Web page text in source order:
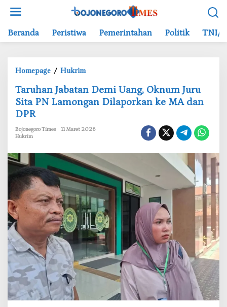
Beranda Peristiwa Pemerintahan Politik TNI/
Homepage / Hukrim
a
r
h
J
a
b
a
t
a
n
D
e
m
i
‎Taruhan Jabatan Demi Uang, Oknum Juru
Sita PN Lamongan Dilaporkan ke MA dan
DPR
Bojonegoro Times
11 Maret 2026
Hukrim